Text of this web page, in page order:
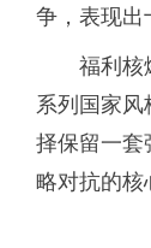
争，表现出
福利核
系列国家
择保留一
略对抗的核